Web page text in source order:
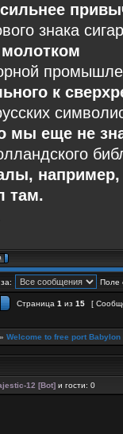
знака
к
мы еще не
например,
там.
Поле
Страница 1 из 15 [
» Welcome to free port Babylon
12 [Bot] и гости: 0